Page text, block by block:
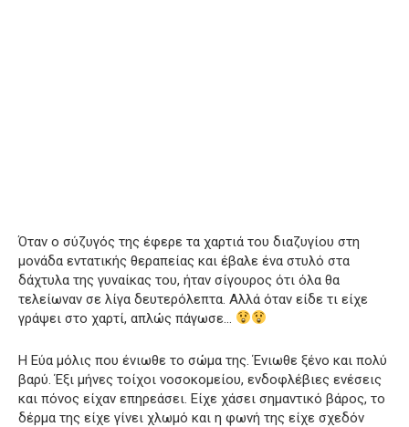
Όταν ο σύζυγός της έφερε τα χαρτιά του διαζυγίου στη
μονάδα εντατικής θεραπείας και έβαλε ένα στυλό στα
δάχτυλα της γυναίκας του, ήταν σίγουρος ότι όλα θα
τελείωναν σε λίγα δευτερόλεπτα. Αλλά όταν είδε τι είχε
γράψει στο χαρτί, απλώς πάγωσε…
Η Εύα μόλις που ένιωθε το σώμα της. Ένιωθε ξένο και πολύ
βαρύ. Έξι μήνες τοίχοι νοσοκομείου, ενδοφλέβιες ενέσεις
και πόνος είχαν επηρεάσει. Είχε χάσει σημαντικό βάρος, το
δέρμα της είχε γίνει χλωμό και η φωνή της είχε σχεδόν